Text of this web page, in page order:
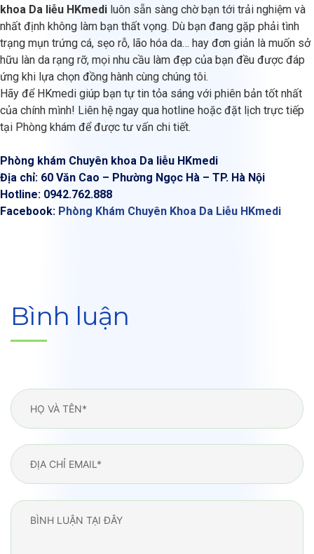
khoa Da liễu HKmedi luôn sẵn sàng chờ bạn tới trải nghiệm và
nhất định không làm bạn thất vọng. Dù bạn đang gặp phải tình
trạng mụn trứng cá, sẹo rỗ, lão hóa da… hay đơn giản là muốn sở
hữu làn da rạng rỡ, mọi nhu cầu làm đẹp của bạn đều được đáp
ứng khi lựa chọn đồng hành cùng chúng tôi.
Hãy để HKmedi giúp bạn tự tin tỏa sáng với phiên bản tốt nhất
của chính mình! Liên hệ ngay qua hotline hoặc đặt lịch trực tiếp
tại Phòng khám để được tư vấn chi tiết.
Phòng khám Chuyên khoa Da liễu HKmedi
Địa chỉ: 60 Văn Cao – Phường Ngọc Hà – TP. Hà Nội
Hotline: 0942.762.888
Facebook: Phòng Khám Chuyên Khoa Da Liễu HKmedi
Bình luận